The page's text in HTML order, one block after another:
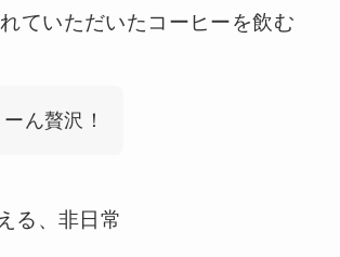
ていただいたコーヒーを飲む
ーん贅沢！
る、非日常